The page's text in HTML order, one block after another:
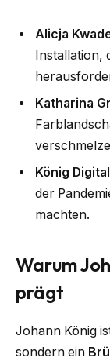
Alicja
Installation,
Katharina
König Digital
der
machten.
Warum
prägt
Johann König
sondern ein